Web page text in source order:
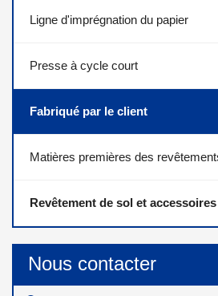
Ligne d'imprégnation du papier
Presse à cycle court
Fabriqué par le client
Revêtement de sol et accessoires
Nous contacter